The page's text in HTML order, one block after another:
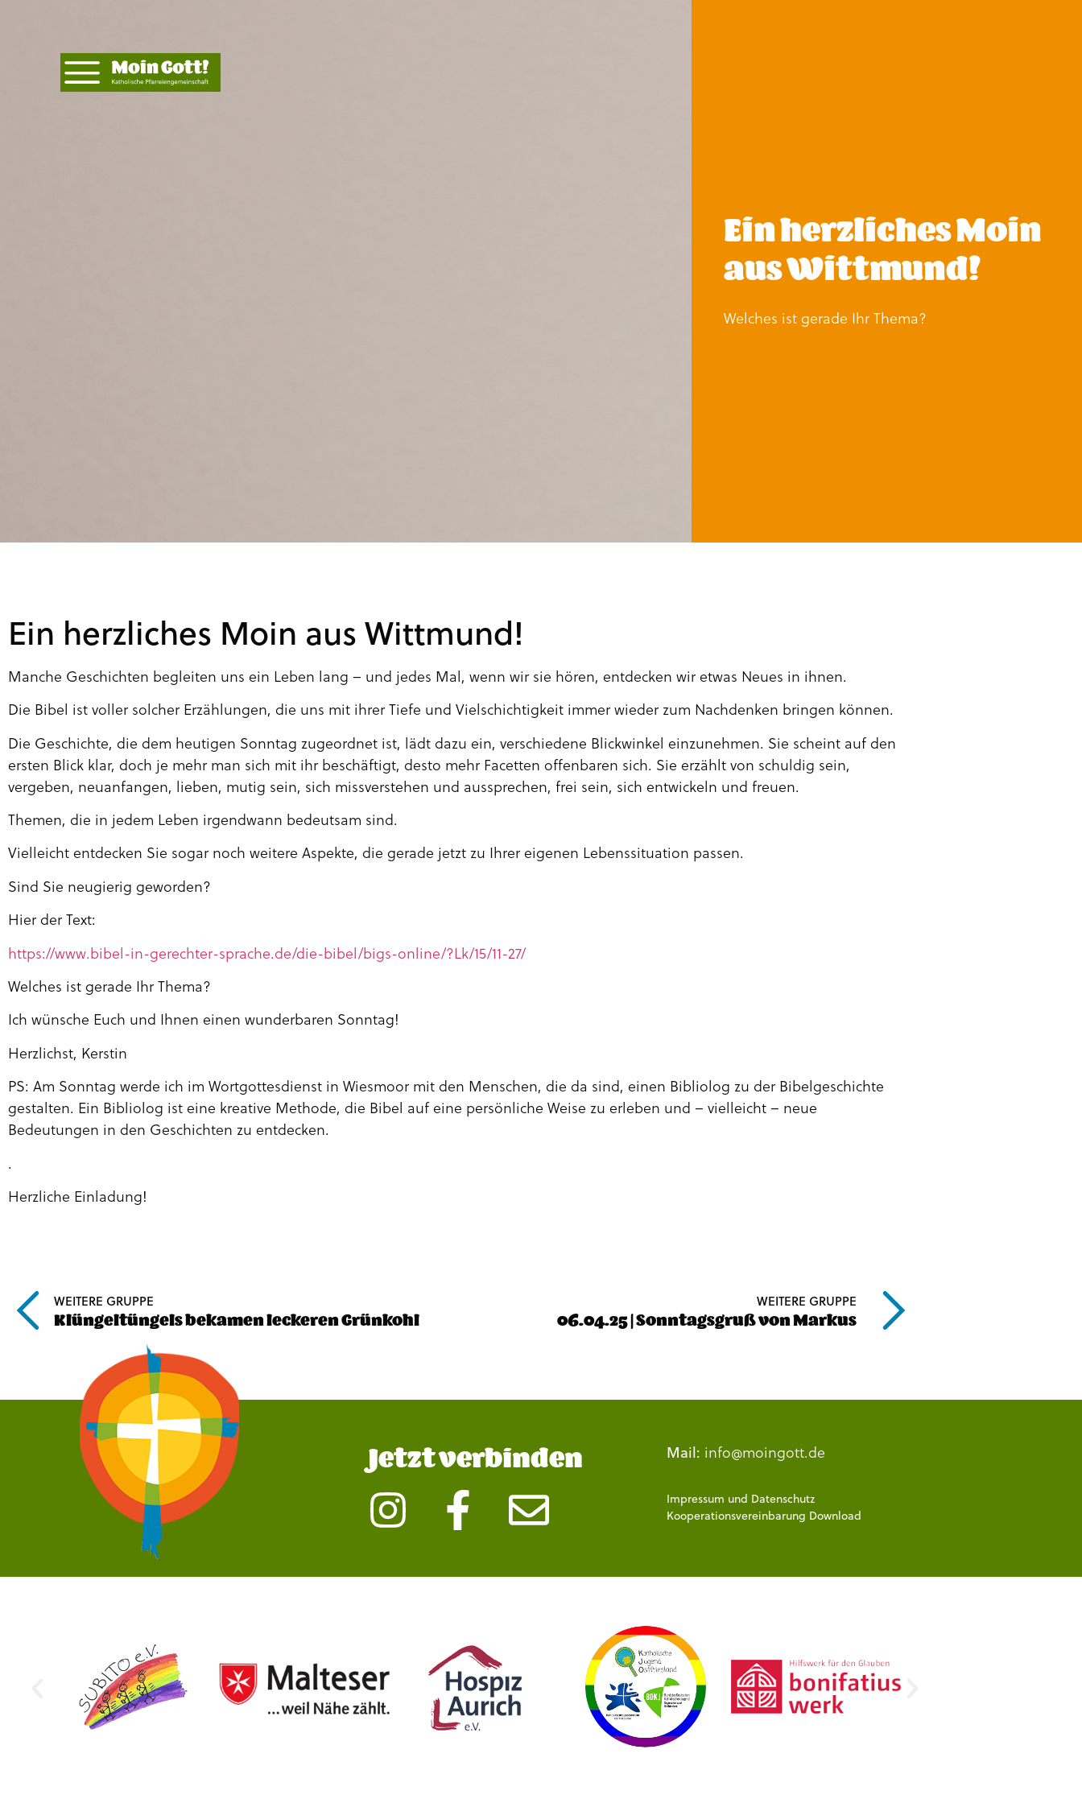
Ein herzliches Moin
aus Wittmund!
Welches ist gerade Ihr Thema?
Ein herzliches Moin aus Wittmund!
Manche Geschichten begleiten uns ein Leben lang – und jedes Mal, wenn wir sie hören, entdecken wir etwas Neues in ihnen.
Die Bibel ist voller solcher Erzählungen, die uns mit ihrer Tiefe und Vielschichtigkeit immer wieder zum Nachdenken bringen können.
Die Geschichte, die dem heutigen Sonntag zugeordnet ist, lädt dazu ein, verschiedene Blickwinkel einzunehmen. Sie scheint auf den
ersten Blick klar, doch je mehr man sich mit ihr beschäftigt, desto mehr Facetten offenbaren sich. Sie erzählt von schuldig sein,
vergeben, neuanfangen, lieben, mutig sein, sich missverstehen und aussprechen, frei sein, sich entwickeln und freuen.
Themen, die in jedem Leben irgendwann bedeutsam sind.
Vielleicht entdecken Sie sogar noch weitere Aspekte, die gerade jetzt zu Ihrer eigenen Lebenssituation passen.
Sind Sie neugierig geworden?
Hier der Text:
https://www.bibel-in-gerechter-sprache.de/die-bibel/bigs-online/?Lk/15/11-27/
Welches ist gerade Ihr Thema?
Ich wünsche Euch und Ihnen einen wunderbaren Sonntag!
Herzlichst, Kerstin
PS: Am Sonntag werde ich im Wortgottesdienst in Wiesmoor mit den Menschen, die da sind, einen Bibliolog zu der Bibelgeschichte
gestalten. Ein Bibliolog ist eine kreative Methode, die Bibel auf eine persönliche Weise zu erleben und – vielleicht – neue
Bedeutungen in den Geschichten zu entdecken.
.
Herzliche Einladung!
WEITERE GRUPPE
Klüngeltüngels bekamen leckeren Grünkohl
WEITERE GRUPPE
06.04.25 | Sonntagsgruß von Markus
Jetzt verbinden Mail: info@moingott.de
Impressum und Datenschutz
Kooperationsvereinbarung Download